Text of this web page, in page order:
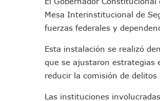
Ra
Mesa Interinstitucional de
fuerzas federales y
Esta instalación se realizó
que se ajustaron estrategias
reducir la comisión de
Las instituciones